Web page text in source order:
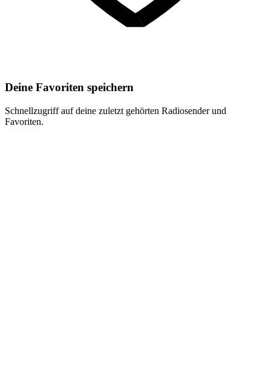
Deine Favoriten speichern
Schnellzugriff auf deine zuletzt gehörten Radiosender und
Favoriten.